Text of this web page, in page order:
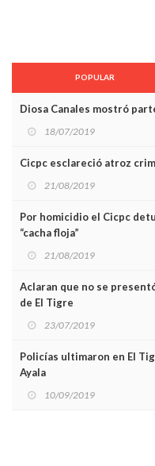
POPULAR
Diosa Canales mostró
18/07/2019
Cicpc esclareció atroz
21/08/2019
Por homicidio el Cicpc
“cacha floja”
21/08/2019
Aclaran que no se
de El Tigre
23/07/2019
Policías ultimaron en El
Ayala
10/09/2019